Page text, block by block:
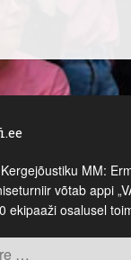
MM:
võtab appi
ekipaaži osalusel